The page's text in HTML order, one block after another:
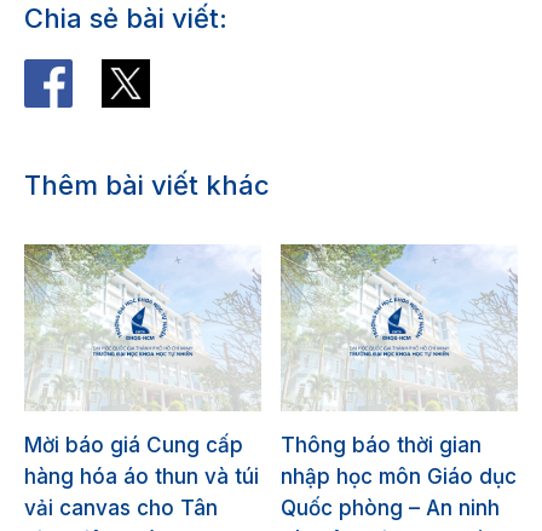
Chia sẻ bài viết:
Thêm bài viết khác
Mời báo giá Cung cấp
hàng hóa áo thun và túi
vải canvas cho Tân
Thông báo thời gian
nhập học môn Giáo dục
Quốc phòng – An ninh